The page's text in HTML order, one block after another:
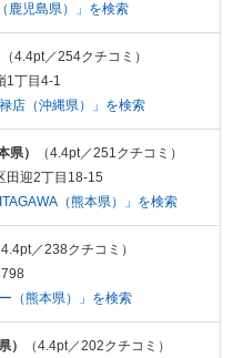
鹿児島県）」を検索
（4.4pt／254クチコミ）
1丁目4-1
店（沖縄県）」を検索
県）
（4.4pt／251クチコミ）
田迎2丁目18-15
（熊本県）」を検索
4.4pt／238クチコミ）
（熊本県）」を検索
） （4.4pt／202クチコミ）